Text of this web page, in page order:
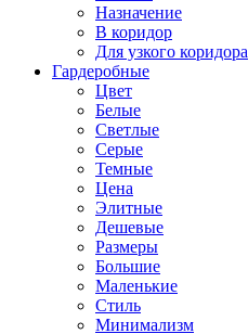
Назначение
В коридор
Для узкого коридора
Гардеробные
Цвет
Белые
Светлые
Серые
Темные
Цена
Элитные
Дешевые
Размеры
Большие
Маленькие
Стиль
Минимализм